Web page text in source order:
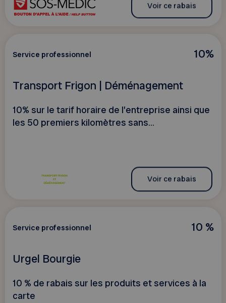
Voir ce rabais
10%
Service professionnel
Transport Frigon | Déménagement
10% sur le tarif horaire de l’entreprise ainsi que
les 50 premiers kilomètres sans...
Voir ce rabais
10 %
Service professionnel
Urgel Bourgie
10 % de rabais sur les produits et services à la
carte